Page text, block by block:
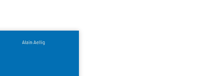
le naufrage n’avait pas